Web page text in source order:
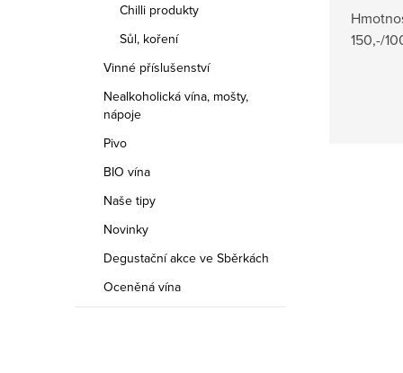
Chilli produkty
Sůl, koření
Vinné příslušenství
Nealkoholická vína, mošty,
nápoje
Pivo
BIO vína
Naše tipy
Novinky
Degustační akce ve Sběrkách
Oceněná vína
150,-/